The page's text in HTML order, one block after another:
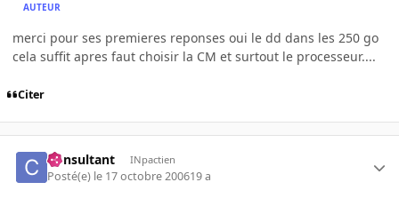
AUTEUR
merci pour ses premieres reponses oui le dd dans les 250 go
cela suffit apres faut choisir la CM et surtout le processeur....
Citer
Consultant INpactien
Posté(e) le 17 octobre 200619 a